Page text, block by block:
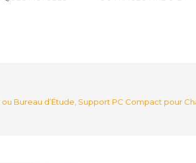
Bureau d’Étude, Support PC Compact pour